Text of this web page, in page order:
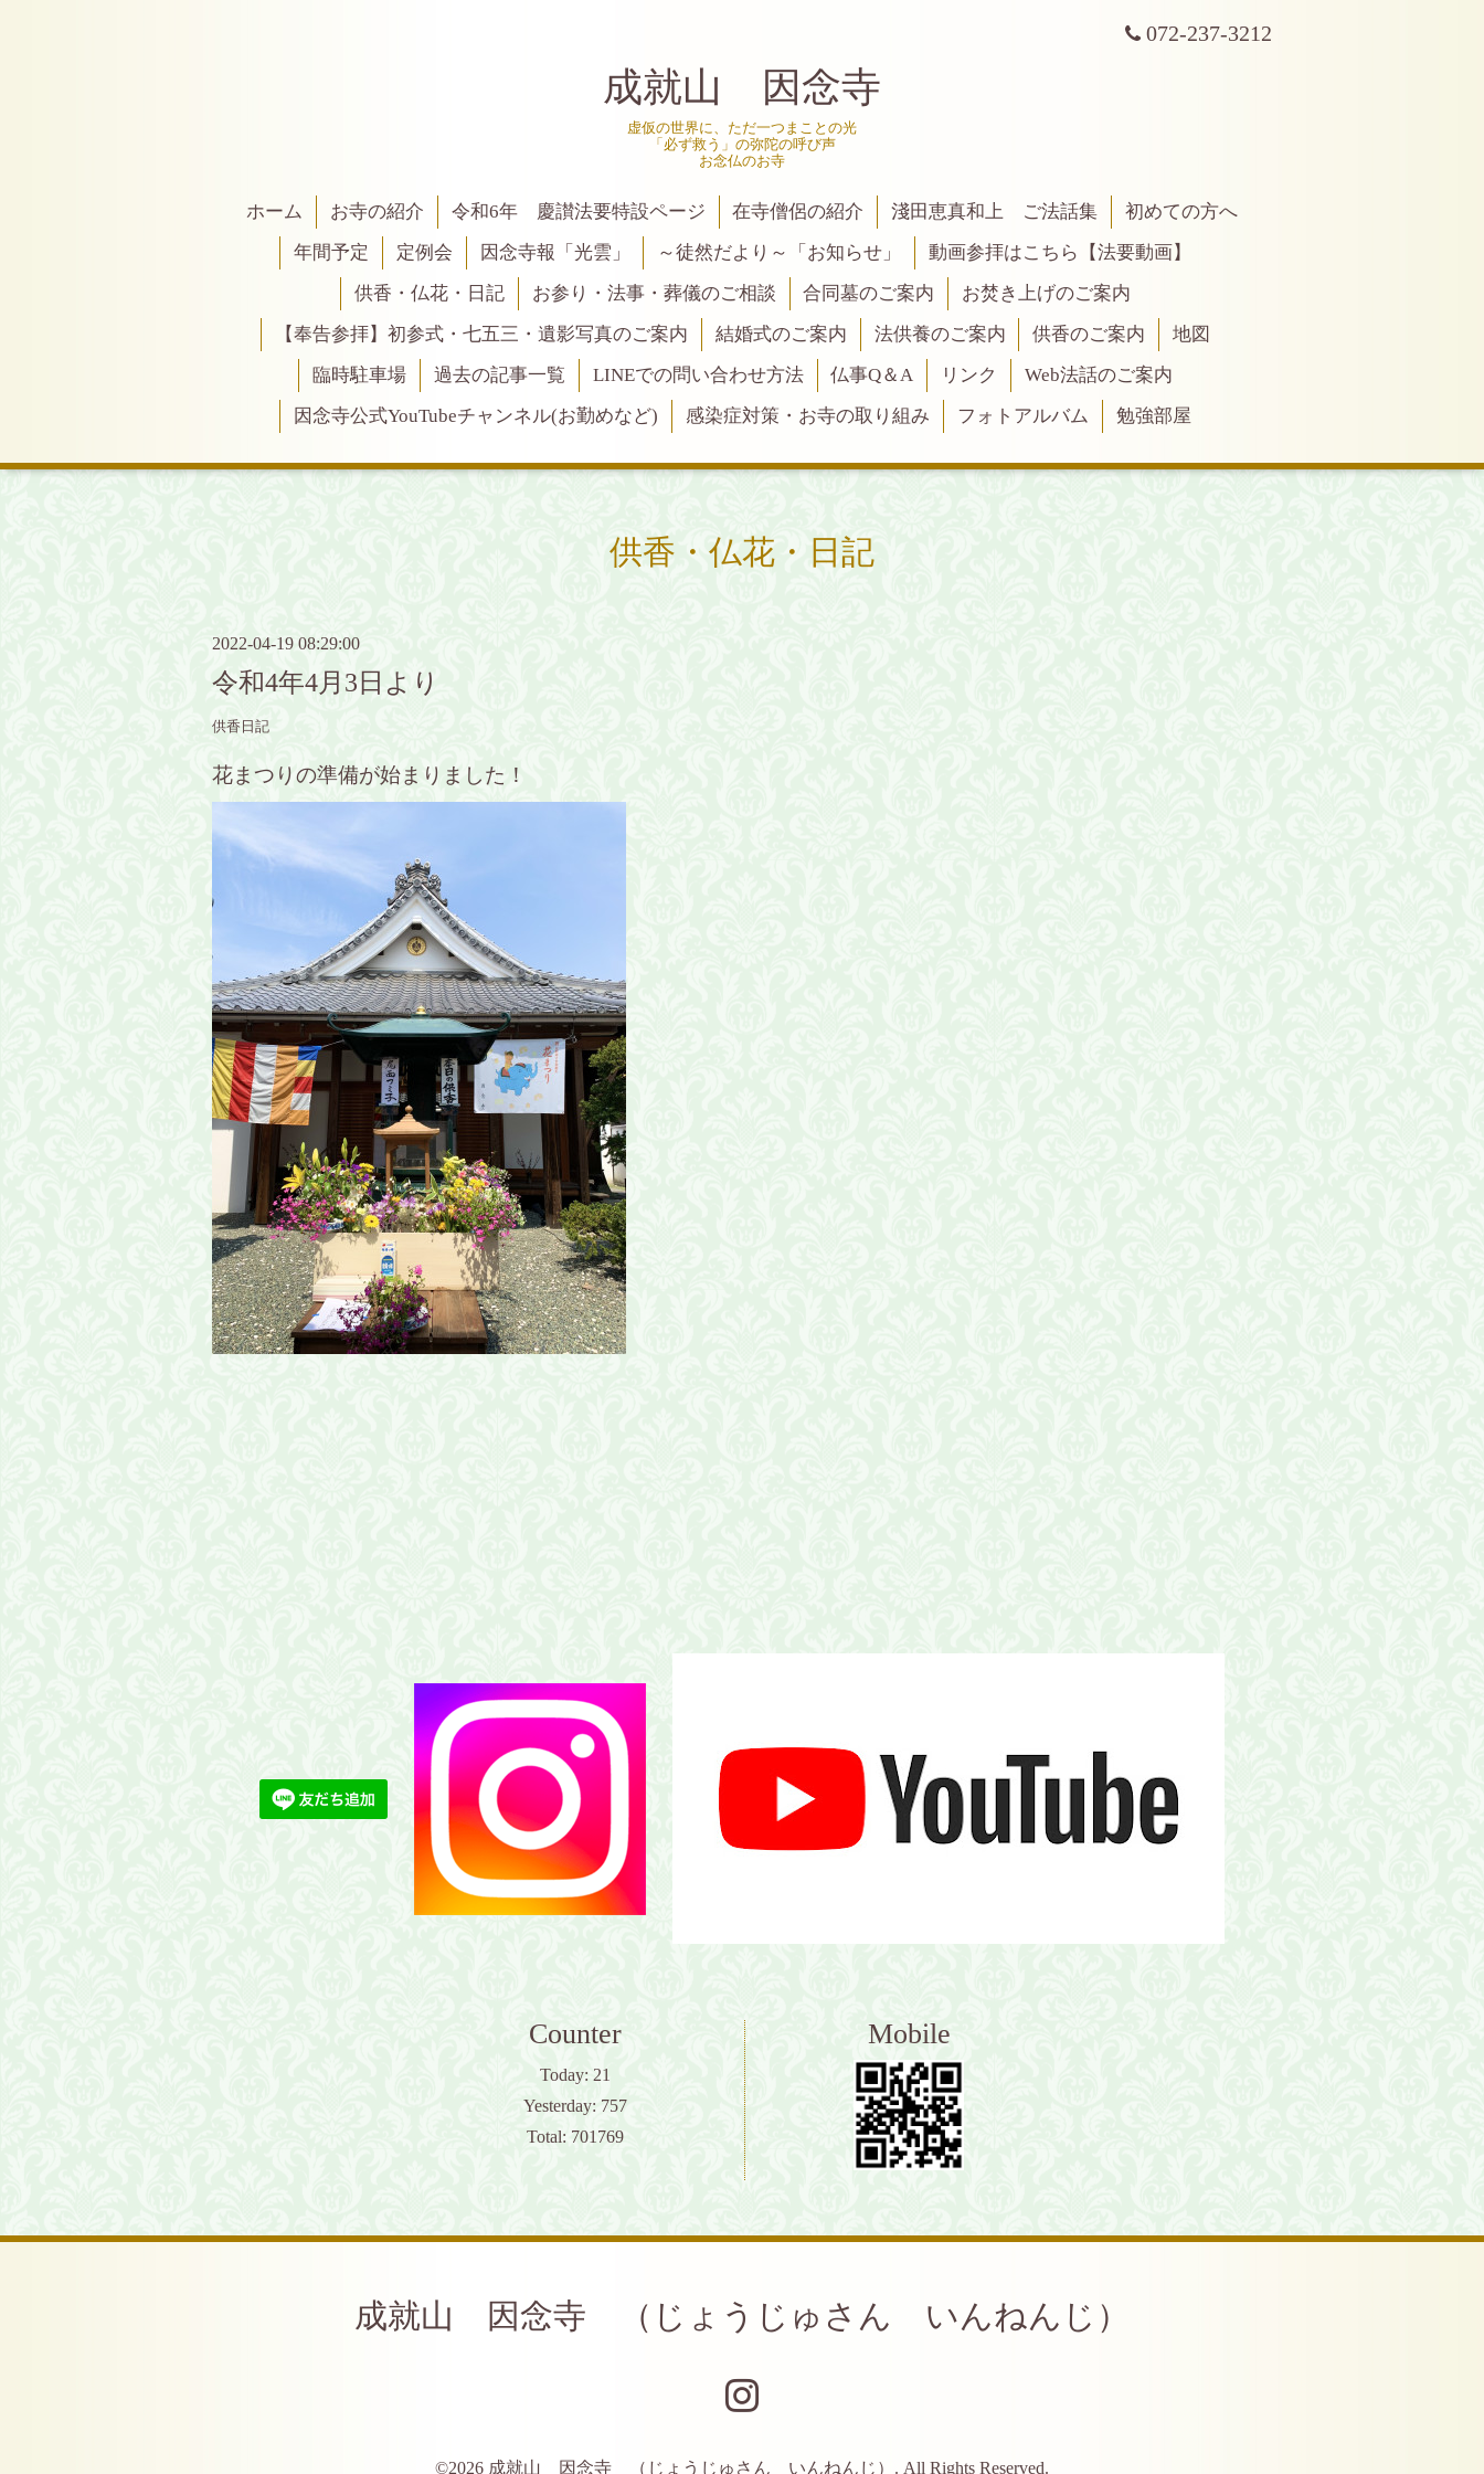
072-237-3212
成就山 因念寺
虚仮の世界に、ただ一つまことの光
「必ず救う」の弥陀の呼び声
お念仏のお寺
ホーム お寺の紹介 令和6年 慶讃法要特設ページ 在寺僧侶の紹介 淺田恵真和上 ご法話集
初めての方へ
年間予定
定例会 因念寺報「光雲」 ～徒然だより～「お知らせ」
動画参拝はこちら【法要動画】
供香・仏花・日記
お参り・法事・葬儀のご相談 合同墓のご案内
お焚き上げのご案内
【奉告参拝】初参式・七五三・遺影写真のご案内
結婚式のご案内 法供養のご案内 供香のご案内
地図
臨時駐車場
過去の記事一覧 LINEでの問い合わせ方法 仏事Q＆A リンク
Web法話のご案内
因念寺公式YouTubeチャンネル(お勤めなど)
感染症対策・お寺の取り組み フォトアルバム 勉強部屋
供香・仏花・日記
2022-04-19 08:29:00
令和4年4月3日より
供香日記
花まつりの準備が始まりました！
Counter
Today: 21
Yesterday: 757
Total: 701769
Mobile
成就山 因念寺 （じょうじゅさん いんねんじ）
©2026 成就山 因念寺 （じょうじゅさん いんねんじ） . All Rights Reserved.